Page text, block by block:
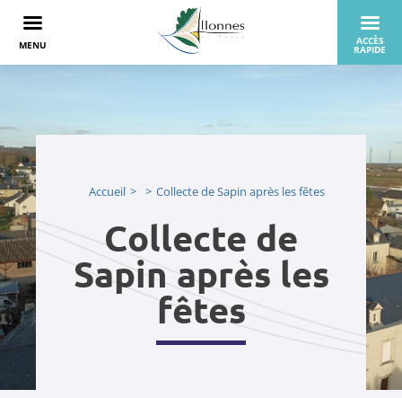
Accueil Collecte de Sapin après les fêtes
Collecte de
Sapin après les
fêtes